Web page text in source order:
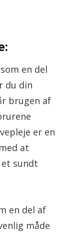
en del
du din
brugen af
er en
at
sundt
en del af
måde